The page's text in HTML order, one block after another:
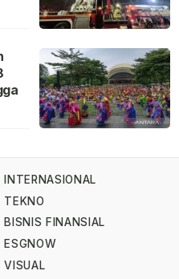
INTERNASIONAL
TEKNO
BISNIS FINANSIAL
ESGNOW
VISUAL